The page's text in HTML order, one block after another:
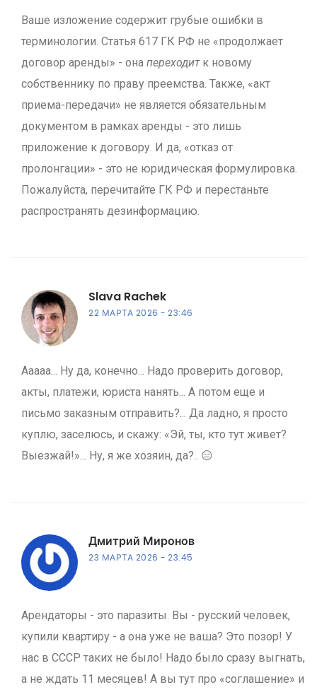
Ваше изложение содержит грубые ошибки в
терминологии. Статья 617 ГК РФ не «продолжает
договор аренды» - она переходитк новому
собственнику по праву преемства. Также, «акт
приема-передачи» не является обязательным
документом в рамках аренды - это лишь
приложение к договору. И да, «отказ от
пролонгации» - это не юридическая формулировка.
Пожалуйста, перечитайте ГК РФ и перестаньте
распространять дезинформацию.
Slava Rachek
22 МАРТА 2026 23:46
Ааааа... Ну да, конечно... Надо проверить договор,
акты, платежи, юриста нанять... А потом еще и
письмо заказным отправить?... Да ладно, я просто
куплю, заселюсь, и скажу: «Эй, ты, кто тут живет?
Выезжай!»... Ну, я же хозяин, да?.. 😑
Дмитрий Миронов
23 МАРТА 2026 23:45
Арендаторы - это паразиты. Вы - русский человек,
купили квартиру - а она уже не ваша? Это позор! У
нас в СССР таких не было! Надо было сразу выгнать,
а не ждать 11 месяцев! А вы тут про «соглашение» и